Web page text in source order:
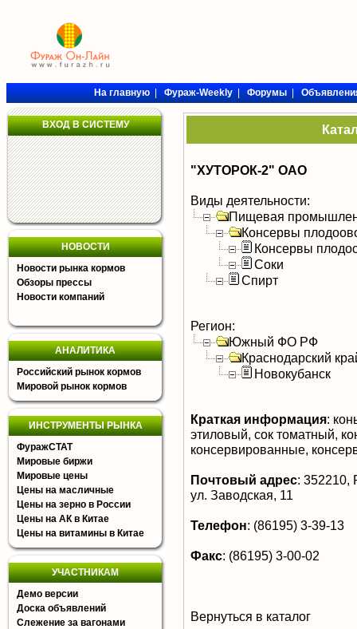
На главную|Фураж-Weekly|Форумы|
ВХОД В СИСТЕМУ
НОВОСТИ
Новости рынка кормов
Обзоры прессы
Новости компаний
АНАЛИТИКА
Российский рынок кормов
Мировой рынок кормов
ИНСТРУМЕНТЫ РЫНКА
ФуражСТАТ
Мировые биржи
Мировые цены
Цены на масличные
Цены на зерно в России
Цены на АК в Китае
Цены на витамины в Китае
УЧАСТНИКАМ
Демо версии
Доска объявлений
Слежение за вагонами
"ХУТОРОК-2" ОАО
Виды деятельности:
Пищевая
Консервы
Консервы
Соки
Спирт
Регион:
Южный ФО РФ
Краснодарский
Новокубанск
Краткая информация:
этиловый, сок томатный,
консервированные,
Почтовый адрес: 352210,
ул. Заводская, 11
Телефон: (86195) 3-39-13
Факс: (86195) 3-00-02
Вернуться в каталог